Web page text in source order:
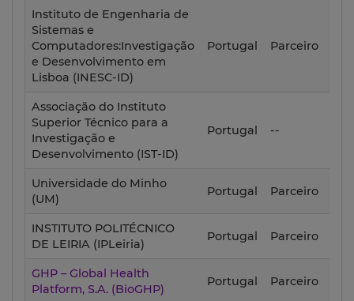
Instituto de Engenharia de
Sistemas e
Computadores:Investigação
e Desenvolvimento em
Lisboa (INESC-ID)
Portugal Parceiro
Associação do Instituto
Superior Técnico para a
Investigação e
Desenvolvimento (IST-ID)
Portugal --
Universidade do Minho
(UM)
Portugal Parceiro
INSTITUTO POLITÉCNICO
DE LEIRIA (IPLeiria)
Portugal Parceiro
GHP – Global Health
Platform, S.A. (BioGHP)
Portugal Parceiro